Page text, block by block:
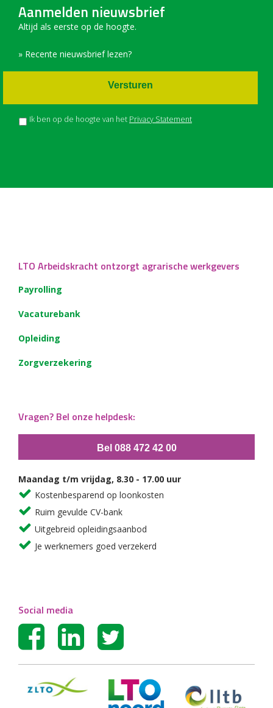
Aanmelden nieuwsbrief
Altijd als eerste op de hoogte.
» Recente nieuwsbrief lezen?
Ik ben op de hoogte van het Privacy Statement
Versturen
LTO Arbeidskracht ontzorgt agrarische werkgevers
Payrolling
Vacaturebank
Opleiding
Zorgverzekering
Vragen? Bel onze helpdesk:
Bel 088 472 42 00
Maandag t/m vrijdag, 8.30 - 17.00 uur
Kostenbesparend op loonkosten
Ruim gevulde CV-bank
Uitgebreid opleidingsaanbod
Je werknemers goed verzekerd
Social media